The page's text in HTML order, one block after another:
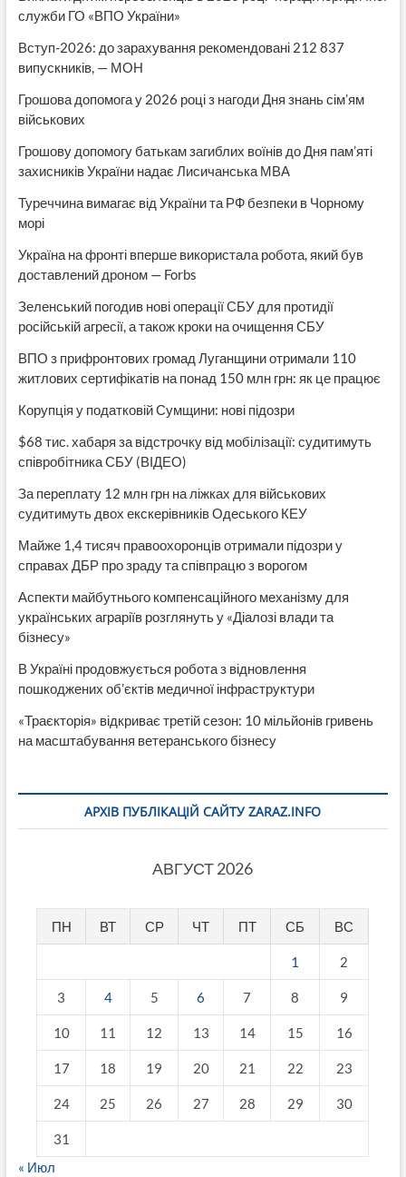
служби ГО «ВПО України»
Вступ-2026: до зарахування рекомендовані 212 837
випускників, — МОН
Грошова допомога у 2026 році з нагоди Дня знань сім’ям
військових
Грошову допомогу батькам загиблих воїнів до Дня пам’яті
захисників України надає Лисичанська МВА
Туреччина вимагає від України та РФ безпеки в Чорному
морі
Україна на фронті вперше використала робота, який був
доставлений дроном — Forbs
Зеленський погодив нові операції СБУ для протидії
російській агресії, а також кроки на очищення СБУ
ВПО з прифронтових громад Луганщини отримали 110
житлових сертифікатів на понад 150 млн грн: як це працює
Корупція у податковій Сумщини: нові підозри
$68 тис. хабаря за відстрочку від мобілізації: судитимуть
співробітника СБУ (ВІДЕО)
За переплату 12 млн грн на ліжках для військових
судитимуть двох екскерівників Одеського КЕУ
Майже 1,4 тисяч правоохоронців отримали підозри у
справах ДБР про зраду та співпрацю з ворогом
Аспекти майбутнього компенсаційного механізму для
українських аграріїв розглянуть у «Діалозі влади та
бізнесу»
В Україні продовжується робота з відновлення
пошкоджених об’єктів медичної інфраструктури
«Траєкторія» відкриває третій сезон: 10 мільйонів гривень
на масштабування ветеранського бізнесу
АРХІВ ПУБЛІКАЦІЙ САЙТУ ZARAZ.INFO
АВГУСТ 2026
ПН ВТ СР ЧТ ПТ СБ ВС
1 2
3 4 5 6 7 8 9
10 11 12 13 14 15 16
17 18 19 20 21 22 23
24 25 26 27 28 29 30
31
« Июл